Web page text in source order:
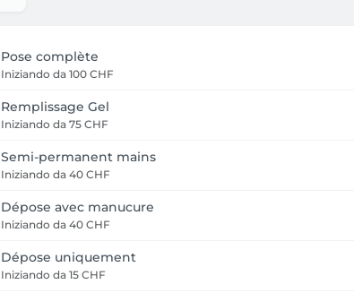
Pose complète
Iniziando da 100 CHF
Remplissage Gel
Iniziando da 75 CHF
Semi-permanent mains
Iniziando da 40 CHF
Dépose avec manucure
Iniziando da 40 CHF
Dépose uniquement
Iniziando da 15 CHF